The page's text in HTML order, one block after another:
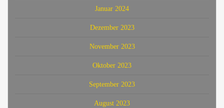
Januar 2024
Dezember 2023
November 2023
Oktober 2023
September 2023
August 2023